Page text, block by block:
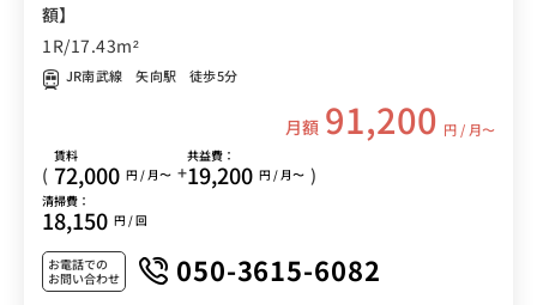
額】
1R/17.43m²
JR南武線 矢向駅 徒歩5分
月額 91,200 円 / 月〜
(
賃料
72,000 円 / 月〜 +
共益費：
19,200 円 / 月〜 )
清掃費：
18,150 円 / 回
お電話での
お問い合わせ
050-3615-6082